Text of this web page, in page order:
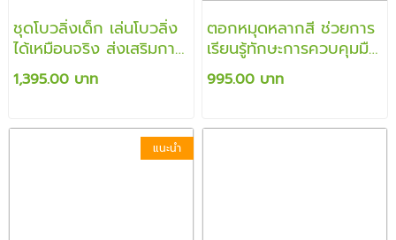
ชุดโบวลิ่งเด็ก เล่นโบวลิ่ง
ได้เหมือนจริง ส่งเสริมการ
เล่นแบบมีจินตนาการ
1,395.00 บาท
ตอกหมุดหลากสี ช่วยการ
เรียนรู้ทักษะการควบคุมมือ
ฝึกการ
รู้จักshapes,สี,ขนาดเล็ก
995.00 บาท
แนะนำ